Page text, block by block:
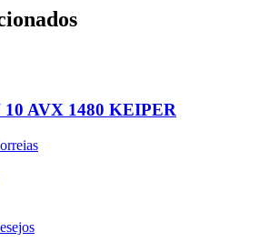
AVX 1480 KEIPER